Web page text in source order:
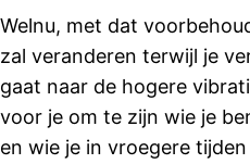
Welnu, met dat
zal veranderen terwijl je
gaat naar de hogere
voor je om te zijn wie je
en wie je in vroegere